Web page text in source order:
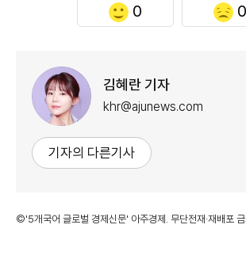
0 0
김혜란 기자
khr@ajunews.com
기자의 다른기사
©'5개국어 글로벌 경제신문' 아주경제. 무단전재·재배포 금